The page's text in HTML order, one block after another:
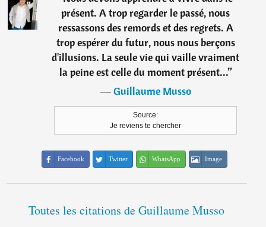
présent. A trop regarder le passé, nous
ressassons des remords et des regrets. A
trop espérer du futur, nous nous berçons
d'illusions. La seule vie qui vaille vraiment
la peine est celle du moment présent...”
―Guillaume Musso
Source:
Je reviens te chercher
Facebook Twitter WhatsApp Image
Toutes les citations de Guillaume Musso